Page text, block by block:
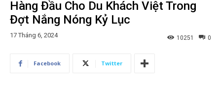
Hàng Đầu Cho Du Khách Việt Trong
Đợt Nắng Nóng Kỷ Lục
17 Tháng 6, 2024 0
10251
Facebook Twitter